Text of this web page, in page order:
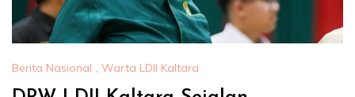
Berita Nasional , Warta LDII Kaltara